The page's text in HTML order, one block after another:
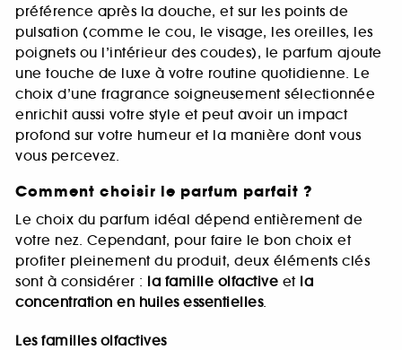
préférence après la douche, et sur les points de
pulsation (comme le cou, le visage, les oreilles, les
poignets ou l’intérieur des coudes), le parfum ajoute
une touche de luxe à votre routine quotidienne. Le
choix d’une fragrance soigneusement sélectionnée
enrichit aussi votre style et peut avoir un impact
profond sur votre humeur et la manière dont vous
vous percevez.
Comment choisir le parfum parfait ?
Le choix du parfum idéal dépend entièrement de
votre nez. Cependant, pour faire le bon choix et
profiter pleinement du produit, deux éléments clés
sont à considérer : la famille olfactive et la
concentration en huiles essentielles.
Les familles olfactives